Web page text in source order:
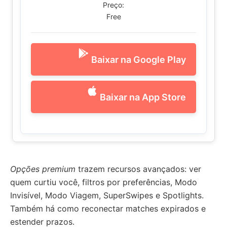
Preço:
Free
Baixar na Google Play
Baixar na App Store
Opções premium trazem recursos avançados: ver
quem curtiu você, filtros por preferências, Modo
Invisível, Modo Viagem, SuperSwipes e Spotlights.
Também há como reconectar matches expirados e
estender prazos.